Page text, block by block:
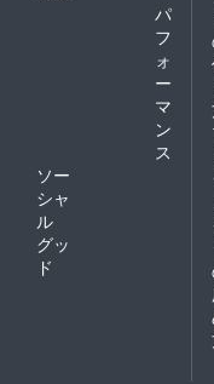
パ
フ
ォ
ー
マ
ン
ス
ソー
シャ
ル
グッ
ド